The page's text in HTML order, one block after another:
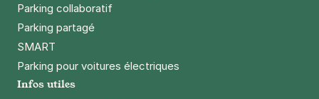
23 €/jour,70 €/semaine(tarifs dégressifs)
Réserver
Parking collaboratif
Parking partagé
SMART
Parking pour voitures électriques
Infos utiles